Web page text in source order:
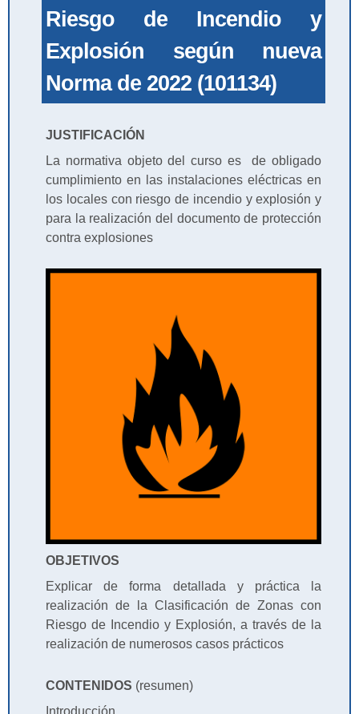
Riesgo de Incendio y
Explosión según nueva
Norma de 2022 (101134)
JUSTIFICACIÓN
La normativa objeto del curso es de obligado
cumplimiento en las instalaciones eléctricas en
los locales con riesgo de incendio y explosión y
para la realización del documento de protección
contra explosiones
OBJETIVOS
Explicar de forma detallada y práctica la
realización de la Clasificación de Zonas con
Riesgo de Incendio y Explosión, a través de la
realización de numerosos casos prácticos
CONTENIDOS (resumen)
Introducción